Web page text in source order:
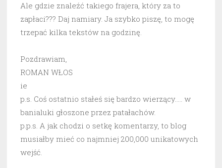
Ale gdzie znaleźć takiego frajera, który za to
zapłaci??? Daj namiary. Ja szybko piszę, to mogę
trzepać kilka tekstów na godzinę.
Pozdrawiam,
ROMAN WŁOS
ie
p.s. Coś ostatnio stałeś się bardzo wierzący….. w
banialuki głoszone przez patałachów.
p.p.s. A jak chodzi o setkę komentarzy, to blog
musiałby mieć co najmniej 200,000 unikatowych
wejść.